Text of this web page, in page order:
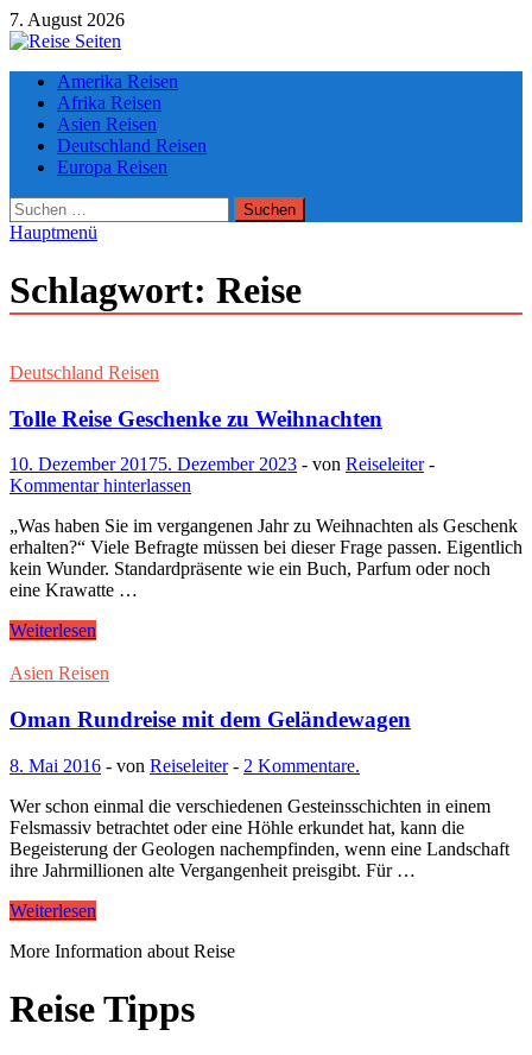
Zum
Inhalt
7. August 2026
Die besten Reise-Webseiten für Ihre perfekte Reiseplanung
Amerika Reisen
Afrika Reisen
Asien Reisen
Deutschland Reisen
Europa Reisen
Suchen
nach:
Hauptmenü
Schlagwort: Reise
Deutschland Reisen
Tolle Reise Geschenke zu Weihnachten
10. Dezember 20175. Dezember 2023 - von Reiseleiter-
Kommentar hinterlassen
„Was haben Sie im vergangenen Jahr zu Weihnachten als Geschenk
erhalten?“ Viele Befragte müssen bei dieser Frage passen. Eigentlich
kein Wunder. Standardpräsente wie ein Buch, Parfum oder noch
eine Krawatte …
Weiterlesen
Asien Reisen
Oman Rundreise mit dem Geländewagen
8. Mai 2016 - von Reiseleiter- 2 Kommentare.
Wer schon einmal die verschiedenen Gesteinsschichten in einem
Felsmassiv betrachtet oder eine Höhle erkundet hat, kann die
Begeisterung der Geologen nachempfinden, wenn eine Landschaft
ihre Jahrmillionen alte Vergangenheit preisgibt. Für …
Weiterlesen
More Information about Reise
Reise Tipps